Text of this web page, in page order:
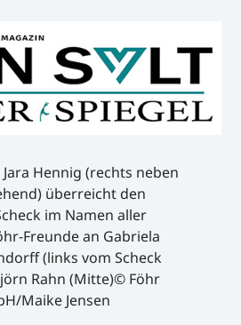
Hennig (rechts neben
überreicht den
im Namen aller
Freunde an Gabriela
(links vom Scheck
Rahn (Mitte)© Föhr
Maike Jensen